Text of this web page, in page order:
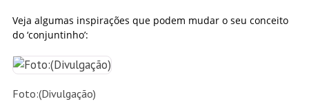
Veja algumas inspirações que podem mudar o seu conceito
do ‘conjuntinho’:
Foto:(Divulgação)